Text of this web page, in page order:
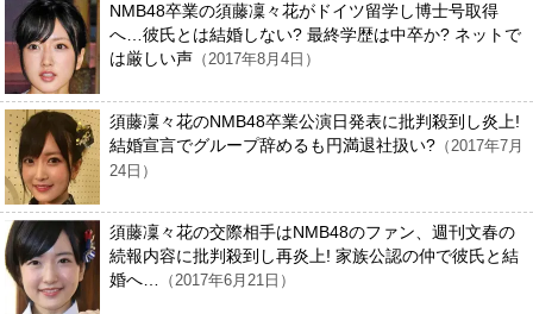
NMB48卒業の須藤凜々花がドイツ留学し博士号取得
へ…彼氏とは結婚しない? 最終学歴は中卒か? ネットで
は厳しい声 （2017年8月4日）
須藤凜々花のNMB48卒業公演日発表に批判殺到し炎上!
結婚宣言でグループ辞めるも円満退社扱い? （2017年7月
24日）
須藤凜々花の交際相手はNMB48のファン、週刊文春の
続報内容に批判殺到し再炎上! 家族公認の仲で彼氏と結
婚へ…
（2017年6月21日）